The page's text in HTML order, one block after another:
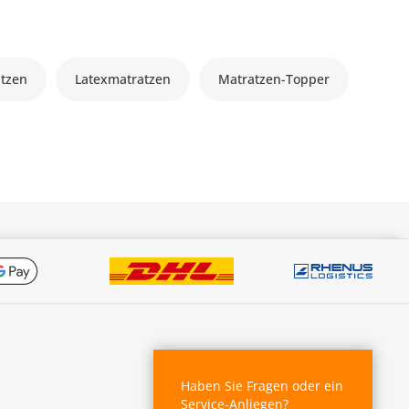
Latexmatratzen Matratzen-Topper
Haben Sie Fragen oder ein
Service-Anliegen?